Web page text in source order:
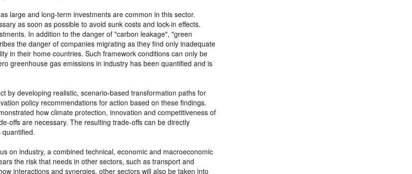
large and long-term investments are common in this sector.
as soon as possible to avoid sunk costs and lock-in effects.
In addition to the danger of "carbon leakage", "green
the danger of companies migrating as they find only inadequate
in their home countries. Such framework conditions can only be
greenhouse gas emissions in industry has been quantified and is
by developing realistic, scenario-based transformation paths for
policy recommendations for action based on these findings.
how climate protection, innovation and competitiveness of
offs are necessary. The resulting trade-offs can be directly
on industry, a combined technical, economic and macroeconomic
the risk that needs in other sectors, such as transport and
interactions and synergies, other sectors will also be taken into